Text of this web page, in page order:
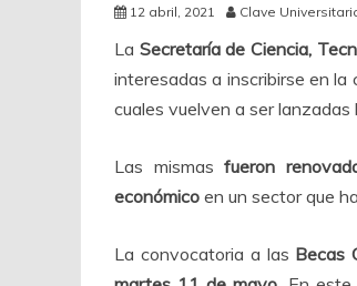
12 abril, 2021 Clave
La Secretaría de Ciencia,
interesadas a inscribirse en la
cuales vuelven a ser lanzadas
Las mismasfueron
económico en un sector que
La convocatoria a las Becas